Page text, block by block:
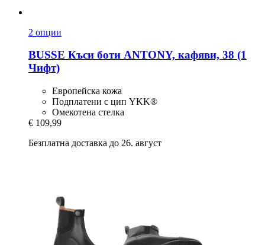
2 опции
BUSSE Къси боти ANTONY, кафяви, 38 (1
Чифт)
Европейска кожа
Подплатени с цип YKK®
Омекотена стелка
€ 109,99
Безплатна доставка до 26. август